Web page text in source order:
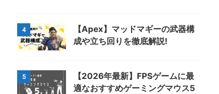
4
【Apex】マッドマギーの武器構
成や立ち回りを徹底解説!
5
【2026年最新】FPSゲームに最
適なおすすめゲーミングマウス5